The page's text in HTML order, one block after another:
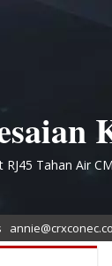
IP68
RJ45 Tahan Air